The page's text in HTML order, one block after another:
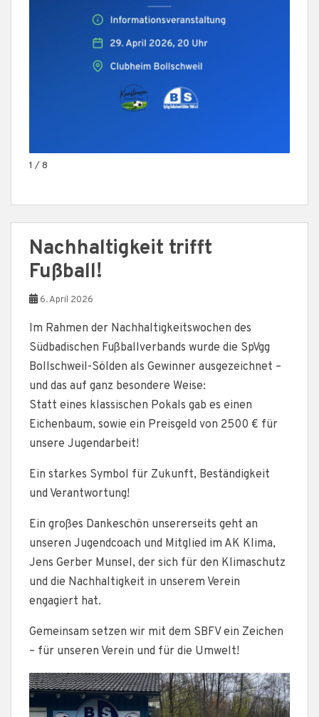
1 / 8
Nachhaltigkeit trifft
Fußball!
6. April 2026
Im Rahmen der Nachhaltigkeitswochen des
Südbadischen Fußballverbands wurde die SpVgg
Bollschweil-Sölden als Gewinner ausgezeichnet –
und das auf ganz besondere Weise:
Statt eines klassischen Pokals gab es einen
Eichenbaum, sowie ein Preisgeld von 2500 € für
unsere Jugendarbeit!
Ein starkes Symbol für Zukunft, Beständigkeit
und Verantwortung!
Ein großes Dankeschön unsererseits geht an
unseren Jugendcoach und Mitglied im AK Klima,
Jens Gerber Munsel, der sich für den Klimaschutz
und die Nachhaltigkeit in unserem Verein
engagiert hat.
Gemeinsam setzen wir mit dem SBFV ein Zeichen
– für unseren Verein und für die Umwelt!